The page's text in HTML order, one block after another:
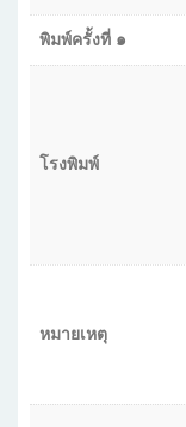
พิมพ์ครั้งที่ ๑
โรงพิมพ์
หมายเหตุ